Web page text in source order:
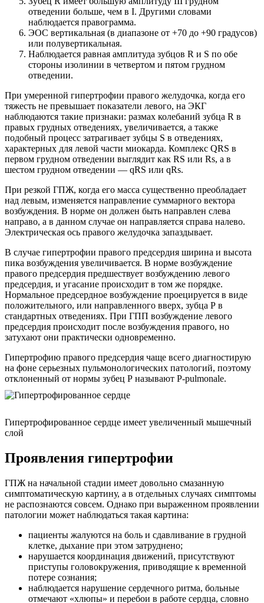
отведении больше, чем в I. Другими словами
наблюдается правограмма.
ЭОС вертикальная (в диапазоне от +70 до +90 градусов)
или полувертикальная.
Наблюдается равная амплитуда зубцов R и S по обе
стороны изолинии в четвертом и пятом грудном
отведении.
При умеренной гипертрофии правого желудочка, когда его
тяжесть не превышает показатели левого, на ЭКГ
наблюдаются такие признаки: размах колебаний зубца R в
правых грудных отведениях, увеличивается, а также
подобный процесс затрагивает зубцы S в отведениях,
характерных для левой части миокарда. Комплекс QRS в
первом грудном отведении выглядит как RS или Rs, а в
шестом грудном отведении — qRS или qRs.
При резкой ГПЖ, когда его масса существенно преобладает
над левым, изменяется направление суммарного вектора
возбуждения. В норме он должен быть направлен слева
направо, а в данном случае он направляется справа налево.
Электрическая ось правого желудочка запаздывает.
В случае гипертрофии правого предсердия ширина и высота
пика возбуждения увеличивается. В норме возбуждение
правого предсердия предшествует возбуждению левого
предсердия, и угасание происходит в том же порядке.
Нормальное предсердное возбуждение проецируется в виде
положительного, или направленного вверх, зубца Р в
стандартных отведениях. При ГПП возбуждение левого
предсердия происходит после возбуждения правого, но
затухают они практически одновременно.
Гипертрофию правого предсердия чаще всего диагностирую
на фоне серьезных пульмонологических патологий, поэтому
отклоненный от нормы зубец Р называют Р-pulmonale.
Гипертрофированное сердце имеет увеличенный мышечный
слой
Проявления гипертрофии
ГПЖ на начальной стадии имеет довольно смазанную
симптоматическую картину, а в отдельных случаях симптомы
не распознаются совсем. Однако при выраженном проявлении
патологии может наблюдаться такая картина:
пациенты жалуются на боль и сдавливание в грудной
клетке, дыхание при этом затруднено;
нарушается координация движений, присутствуют
приступы головокружения, приводящие к временной
потере сознания;
наблюдается нарушение сердечного ритма, больные
отмечают «хлюпы» и перебои в работе сердца, словно